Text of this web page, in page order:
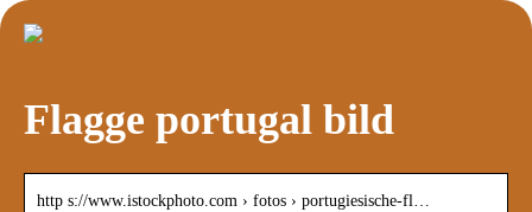
Flagge portugal bild
http s://www.istockphoto.com › fotos › portugiesische-fl…